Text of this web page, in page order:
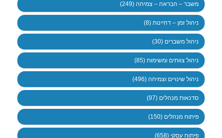
משבר – הבראה – צמיחה (249)
ניהול זמן – דחיינות (8)
ניהול משברים (30)
ניהול צוותים ומשימות (85)
ניהול שינויים וצמיחה (496)
סדנאות מנהלים (97)
פיתוח מנהלים (150)
פיתוח עסקי (658)